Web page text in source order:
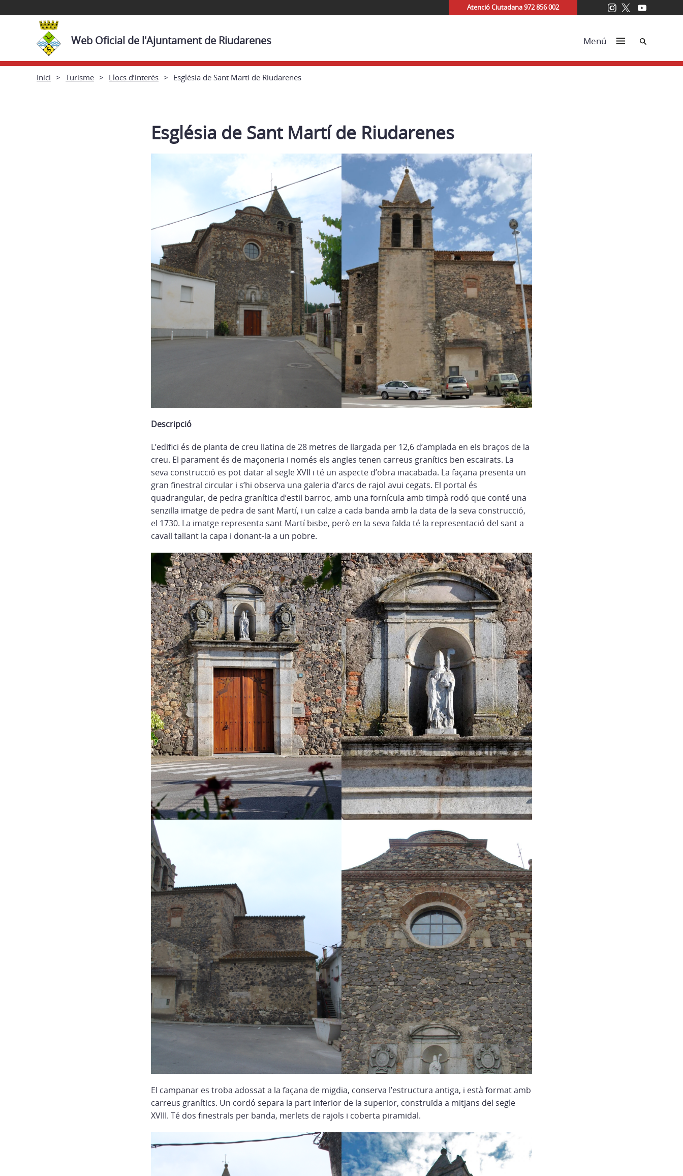
Atenció Ciutadana 972 856 002
Web Oficial de l'Ajuntament de Riudarenes Menú Cerca
Inici Turisme Llocs d’interès Església de Sant Martí de Riudarenes
Església de Sant Martí de Riudarenes
Descripció
L’edifici és de planta de creu llatina de 28 metres de llargada per 12,6 d’amplada en els braços de la
creu. El parament és de maçoneria i només els angles tenen carreus granítics ben escairats. La
seva construcció es pot datar al segle XVII i té un aspecte d’obra inacabada. La façana presenta un
gran finestral circular i s’hi observa una galeria d’arcs de rajol avui cegats. El portal és
quadrangular, de pedra granítica d’estil barroc, amb una fornícula amb timpà rodó que conté una
senzilla imatge de pedra de sant Martí, i un calze a cada banda amb la data de la seva construcció,
el 1730. La imatge representa sant Martí bisbe, però en la seva falda té la representació del sant a
cavall tallant la capa i donant-la a un pobre.
El campanar es troba adossat a la façana de migdia, conserva l’estructura antiga, i està format amb
carreus granítics. Un cordó separa la part inferior de la superior, construïda a mitjans del segle
XVIII. Té dos finestrals per banda, merlets de rajols i coberta piramidal.